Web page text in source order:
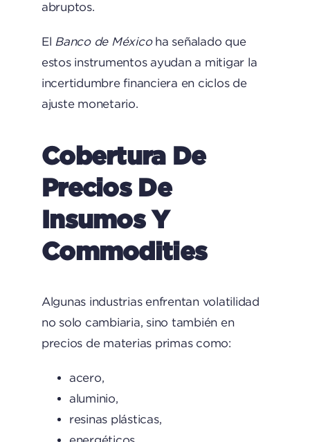
abruptos.
El Banco de Méxicoha señalado que
estos instrumentos ayudan a mitigar la
incertidumbre financiera en ciclos de
ajuste monetario.
Cobertura De
Precios De
Insumos Y
Commodities
Algunas industrias enfrentan volatilidad
no solo cambiaria, sino también en
precios de materias primas como:
acero,
aluminio,
resinas plásticas,